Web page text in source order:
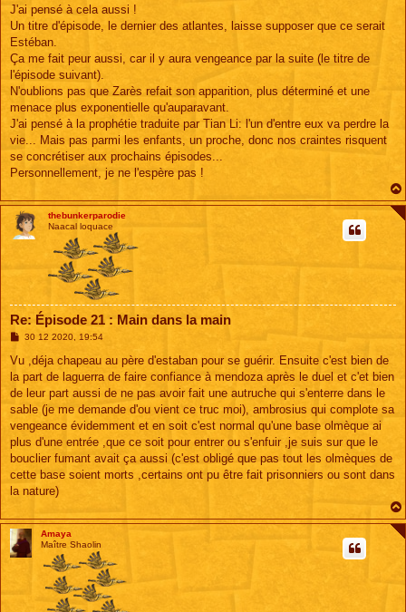
s
a
g
J'ai pensé à cela aussi !
Un titre d'épisode, le dernier des atlantes, laisse supposer que ce serait
Estéban.
Ça me fait peur aussi, car il y aura vengeance par la suite (le titre de
l'épisode suivant).
N'oublions pas que Zarès refait son apparition, plus déterminé et une
menace plus exponentielle qu'auparavant.
J'ai pensé à la prophétie traduite par Tian Li: l'un d'entre eux va perdre la
vie... Mais pas parmi les enfants, un proche, donc nos craintes risquent
se concrétiser aux prochains épisodes...
Personnellement, je ne l'espère pas !
thebunkerparodie
Naacal loquace
Re: Épisode 21 : Main dans la main
M
s
a
g
30 12 2020, 19:54
Vu ,déja chapeau au père d'estaban pour se guérir. Ensuite c'est bien de
la part de laguerra de faire confiance à mendoza après le duel et c'et bien
de leur part aussi de ne pas avoir fait une autruche qui s'enterre dans le
sable (je me demande d'ou vient ce truc moi), ambrosius qui complote sa
vengeance évidemment et en soit c'est normal qu'une base olmèque ai
plus d'une entrée ,que ce soit pour entrer ou s'enfuir ,je suis sur que le
bouclier fumant avait ça aussi (c'est obligé que pas tout les olmèques de
cette base soient morts ,certains ont pu être fait prisonniers ou sont dans
la nature)
Amaya
Maître Shaolin